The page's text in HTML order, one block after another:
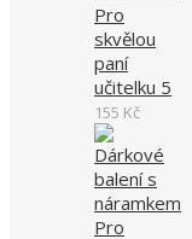
Pro
skvělou
paní
učitelku 5
155 Kč